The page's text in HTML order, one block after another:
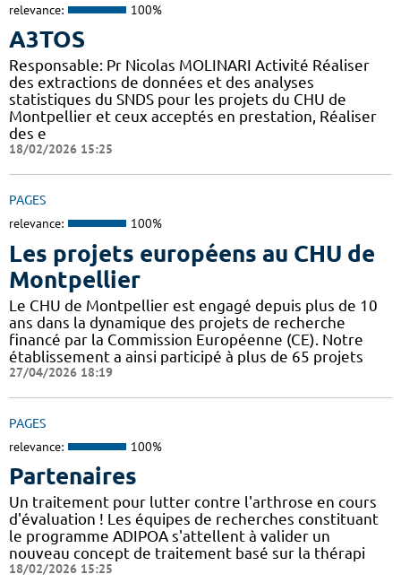
relevance: 100%
A3TOS
Responsable: Pr Nicolas MOLINARI Activité Réaliser
des extractions de données et des analyses
statistiques du SNDS pour les projets du CHU de
Montpellier et ceux acceptés en prestation, Réaliser
des e
18/02/2026 15:25
PAGES
relevance: 100%
Les projets européens au CHU de
Montpellier
Le CHU de Montpellier est engagé depuis plus de 10
ans dans la dynamique des projets de recherche
financé par la Commission Européenne (CE). Notre
établissement a ainsi participé à plus de 65 projets
27/04/2026 18:19
PAGES
relevance: 100%
Partenaires
Un traitement pour lutter contre l'arthrose en cours
d'évaluation ! Les équipes de recherches constituant
le programme ADIPOA s'attellent à valider un
nouveau concept de traitement basé sur la thérapi
18/02/2026 15:25